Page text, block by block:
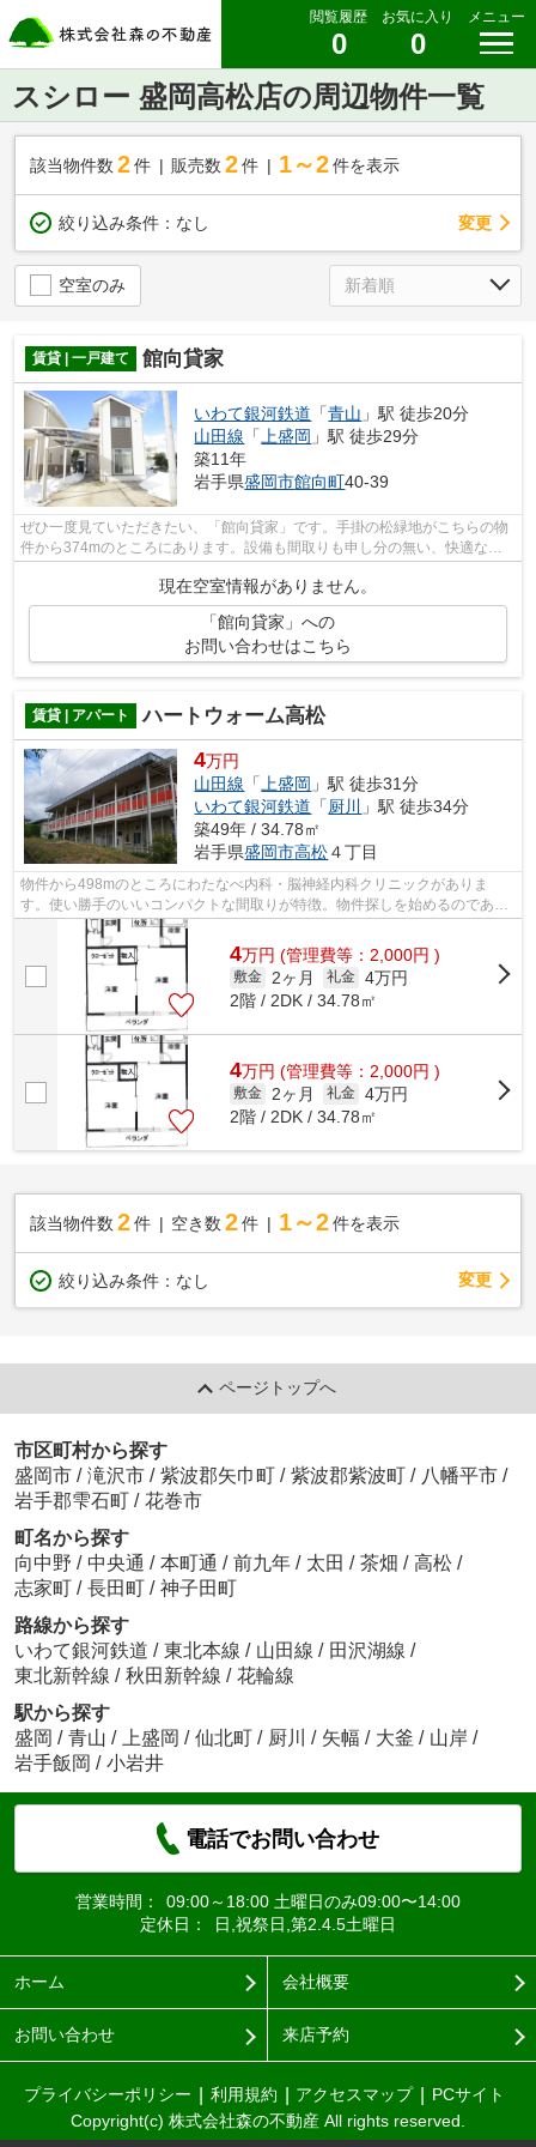
閲覧履歴
0
お気に入り
0
メニュー
スシロー 盛岡高松店の周辺物件一覧
該当物件数 2件 販売数 2 件 1～2 件を表示
絞り込み条件： なし 変更
空室のみ
賃貸 | 一戸建て 館向貸家
いわて銀河鉄道 「青山 」駅 徒歩20分
山田線 「上盛岡 」駅 徒歩29分
築11年
岩手県盛岡市館向町40-39
ぜひ一度見ていただきたい、「館向貸家」です。手掛の松緑地がこちらの物
件から374mのところにあります。設備も間取りも申し分の無い、快適な住
環境のある戸建て物件です。平成26年築...
現在空室情報がありません。
「館向貸家」への
お問い合わせはこちら
賃貸 | アパート ハートウォーム高松
4万円
山田線 「 上盛岡 」駅 徒歩31分
いわて銀河鉄道 「 厨川
」駅 徒歩34分
築49年 / 34.78㎡
岩手県盛岡市高松４丁目
物件から498mのところにわたなべ内科・脳神経内科クリニックがありま
す。使い勝手のいいコンパクトな間取りが特徴。物件探しを始めるのであれ
ば、森の不動産から始めませんか？お客様...
4万円 (管理費等：2,000円 )
敷金 2ヶ月 礼金 4万円
2階 / 2DK / 34.78㎡
4万円 (管理費等：2,000円 )
敷金 2ヶ月 礼金 4万円
2階 / 2DK / 34.78㎡
該当物件数 2件 空き数 2 件 1～2 件を表示
絞り込み条件： なし 変更
ページトップへ
市区町村から探す
盛岡市 / 滝沢市 / 紫波郡矢巾町 / 紫波郡紫波町 / 八幡平市 /
岩手郡雫石町
/ 花巻市
町名から探す
向中野 / 中央通 / 本町通 / 前九年 / 太田 / 茶畑 / 高松 /
志家町 / 長田町 / 神子田町
路線から探す
いわて銀河鉄道 / 東北本線 / 山田線 / 田沢湖線 /
東北新幹線 / 秋田新幹線 / 花輪線
駅から探す
盛岡 / 青山 / 上盛岡 / 仙北町 / 厨川 / 矢幅 / 大釜 / 山岸 /
岩手飯岡 / 小岩井
電話でお問い合わせ
営業時間：
09:00～18:00 土曜日のみ09:00〜14:00
定休日：
日,祝祭日,第2.4.5土曜日
ホーム 会社概要
お問い合わせ 来店予約
プライバシーポリシー 利用規約 アクセスマップ
PCサイト
Copyright(c) 株式会社森の不動産 All rights reserved.